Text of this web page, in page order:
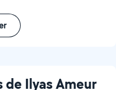
Ilyas Ameur